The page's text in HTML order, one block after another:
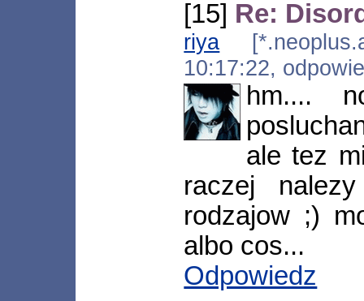
[15] Re:
riya
10:17:22,
hm....
ale tez
raczej
rodzajow ;)
albo cos...
Odpowiedz